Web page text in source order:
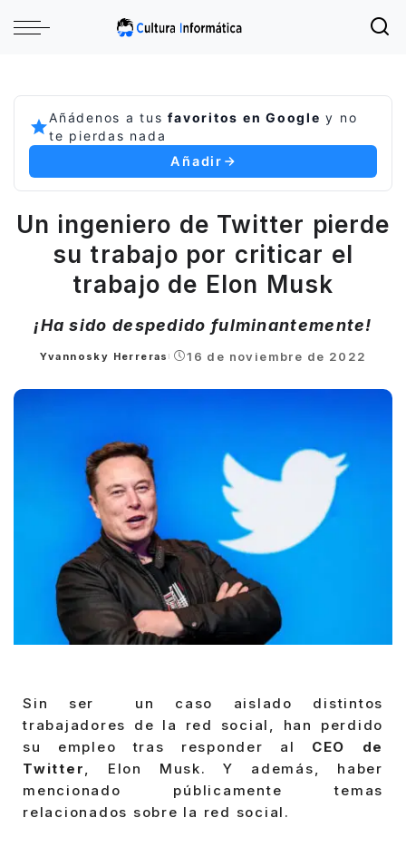
Añádenos a tusfavoritos en Google y no
te pierdas nada
Añadir
Un ingeniero de Twitter pierde
su trabajo por criticar el
trabajo de Elon Musk
¡Ha sido despedido fulminantemente!
Posted
Yvannosky Herreras 16 de noviembre de 2022
Sin ser un caso aislado distintos
trabajadores de la red social, han perdido
su empleo tras responder al CEO de
Twitter, Elon Musk. Y además, haber
mencionado públicamente temas
relacionados sobre la red social.